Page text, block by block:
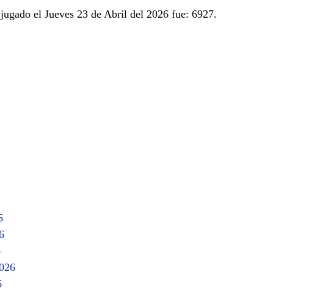
el Jueves 23 de Abril del 2026 fue: 6927.